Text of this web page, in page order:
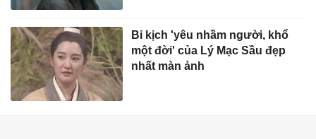
Bi kịch 'yêu nhầm người, khổ
một đời' của Lý Mạc Sầu đẹp
nhất màn ảnh